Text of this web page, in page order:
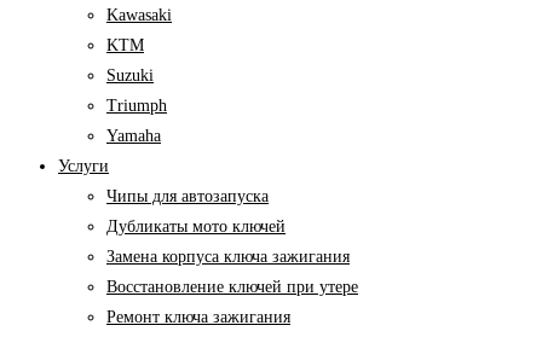
Kawasaki
KTM
Suzuki
Triumph
Yamaha
Услуги
Чипы для автозапуска
Дубликаты мото ключей
Замена корпуса ключа зажигания
Восстановление ключей при утере
Ремонт ключа зажигания